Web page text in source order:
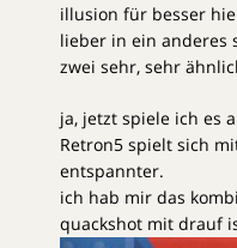
illusion für besser
lieber in ein anderes
zwei sehr, sehr
ja, jetzt spiele ich es
Retron5 spielt sich
entspannter.
ich hab mir das
quackshot mit drauf